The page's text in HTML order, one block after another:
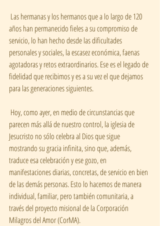
años han permanecido fieles a su compromiso de
servicio, lo han hecho desde las dificultades
personales y sociales, la escasez económica, faenas
agotadoras y retos extraordinarios. Ese es el legado de
fidelidad que recibimos y es a su vez el que dejamos
para las generaciones siguientes.
parecen más allá de nuestro control, la iglesia de
Jesucristo no sólo celebra al Dios que sigue
mostrando su gracia infinita, sino que, además,
traduce esa celebración y ese gozo, en
manifestaciones diarias, concretas, de servicio en bien
de las demás personas. Esto lo hacemos de manera
individual, familiar, pero también comunitaria, a
través del proyecto misional de la Corporación
Milagros del Amor (CorMA).